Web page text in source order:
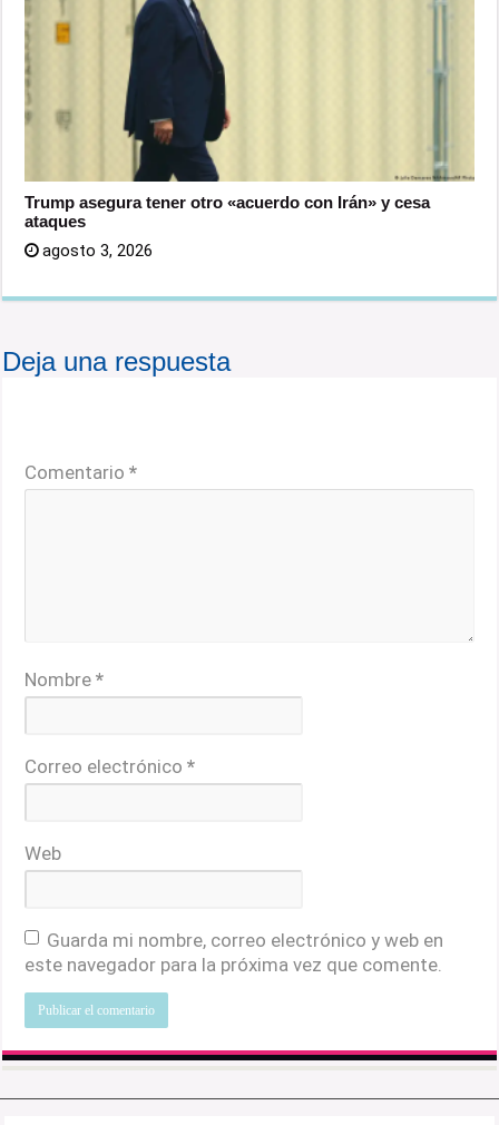
Trump asegura tener otro «acuerdo con Irán» y cesa
ataques
agosto 3, 2026
Deja una respuesta
Comentario*
Nombre*
Correo electrónico*
Web
Guarda mi nombre, correo electrónico y web en
este navegador para la próxima vez que comente.